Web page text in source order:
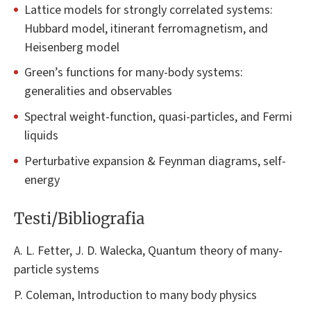
Lattice models for strongly correlated systems:
Hubbard model, itinerant ferromagnetism, and
Heisenberg model
Green’s functions for many-body systems:
generalities and observables
Spectral weight-function, quasi-particles, and Fermi
liquids
Perturbative expansion & Feynman diagrams, self-
energy
Testi/Bibliografia
A. L. Fetter, J. D. Walecka, Quantum theory of many-
particle systems
P. Coleman, Introduction to many body physics